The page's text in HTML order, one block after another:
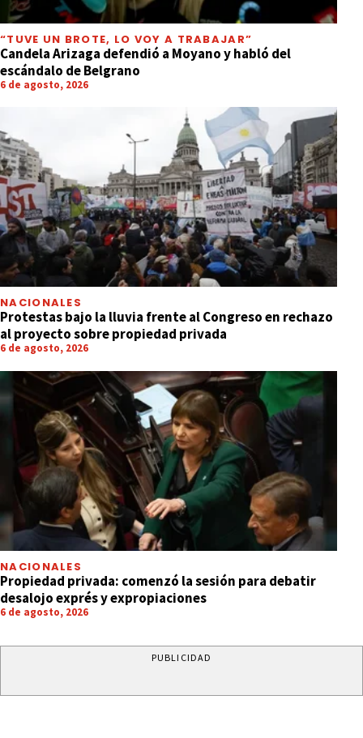
“TUVE UN BROTE, LO VOY A TRABAJAR”
Candela Arizaga defendió a Moyano y habló del
escándalo de Belgrano
6 de agosto, 2026
NACIONALES
Protestas bajo la lluvia frente al Congreso en rechazo
al proyecto sobre propiedad privada
6 de agosto, 2026
NACIONALES
Propiedad privada: comenzó la sesión para debatir
desalojo exprés y expropiaciones
6 de agosto, 2026
PUBLICIDAD